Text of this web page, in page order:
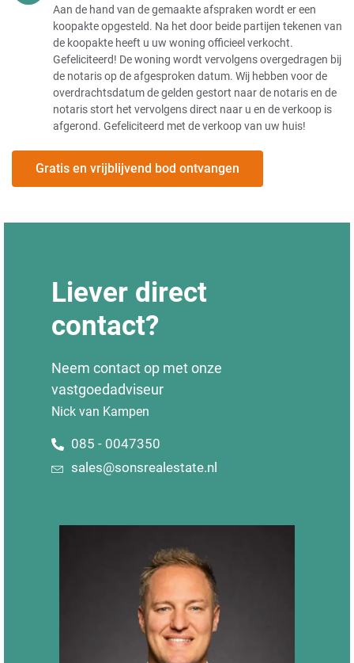
Aan de hand van de gemaakte afspraken wordt er een
koopakte opgesteld. Na het door beide partijen tekenen van
de koopakte heeft u uw woning officieel verkocht.
Gefeliciteerd! De woning wordt vervolgens overgedragen bij
de notaris op de afgesproken datum. Wij hebben voor de
overdrachtsdatum de gelden gestort naar de notaris en de
notaris stort het vervolgens direct naar u en de verkoop is
afgerond. Gefeliciteerd met de verkoop van uw huis!
Gratis en vrijblijvend bod ontvangen
Liever direct
contact?
Neem contact op met onze
vastgoedadviseur
Nick van Kampen
085 - 0047350
sales@sonsrealestate.nl